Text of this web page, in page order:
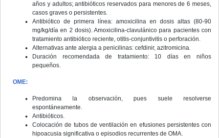
años y adultos; antibióticos reservados para menores de 6 meses,
casos graves o persistentes.
Antibiótico de primera línea: amoxicilina en dosis altas (80-90
mg/kg/día en 2 dosis). Amoxicilina-clavulánico para pacientes con
tratamiento antibiótico reciente, otitis-conjuntivitis o perforación.
Alternativas ante alergia a penicilinas: cefdinir, azitromicina.
Duración recomendada de tratamiento: 10 días en niños
pequeños.
OME:
Predomina la observación, pues suele resolverse
espontáneamente.
Antibióticos.
Colocación de tubos de ventilación en efusiones persistentes con
hipoacusia significativa o episodios recurrentes de OMA.